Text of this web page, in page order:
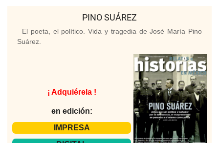
PINO SUÁREZ
El poeta, el político. Vida y tragedia de José María Pino
Suárez.
¡ Adquiérela !
en edición:
IMPRESA